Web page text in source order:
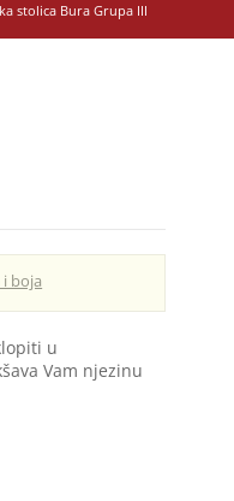
stolica Bura Grupa III
boja
u
Vam njezinu